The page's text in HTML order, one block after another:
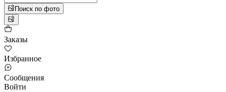
Поиск по фото
Заказы
Избранное
Сообщения
Войти